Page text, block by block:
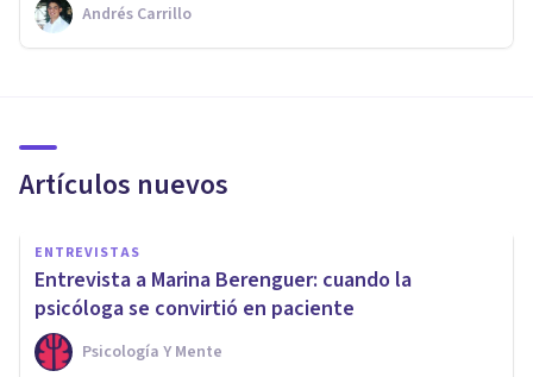
Andrés Carrillo
Artículos nuevos
ENTREVISTAS
Entrevista a Marina Berenguer: cuando la
psicóloga se convirtió en paciente
Psicología Y Mente